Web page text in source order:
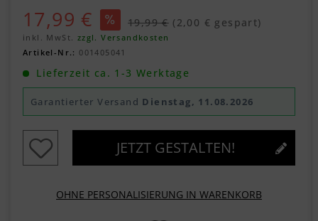
17,99 € 19,99 € (2,00 € gespart)
inkl. MwSt. zzgl. Versandkosten
Artikel-Nr.: 001405041
Lieferzeit ca. 1-3 Werktage
Garantierter Versand Dienstag, 11.08.2026
JETZT GESTALTEN!
OHNE PERSONALISIERUNG IN WARENKORB